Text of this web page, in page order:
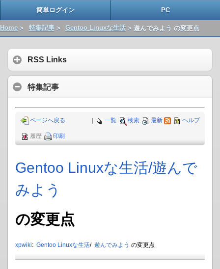
簡単ログイン PC
Home > 特集記事> Gentoo Linuxな生活 > 遊んでみよう の変更点
RSS Links
特集記事
一覧 検索 最新 ヘルプ
ページへ戻る
履歴 印刷
Gentoo Linuxな生活​/遊んで
みよう
の変更点
xpwiki: Gentoo Linuxな生活/ 遊んでみよう の変更点